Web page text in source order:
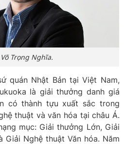
Võ Trọng Nghĩa.
quán Nhật Bản tại Việt Nam,
là giải thưởng danh giá
có thành tựu xuất sắc trong
thuật và văn hóa tại châu Á.
mục: Giải thưởng Lớn, Giải
Giải Nghệ thuật Văn hóa. Năm